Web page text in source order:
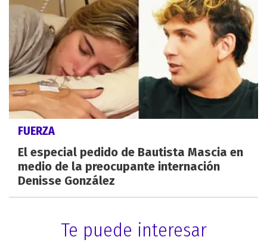
FUERZA
El especial pedido de Bautista Mascia en
medio de la preocupante internación
Denisse González
Te puede interesar